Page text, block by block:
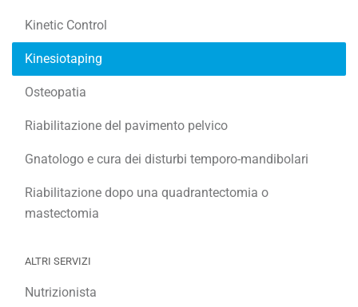
Kinetic Control
Kinesiotaping
Osteopatia
Riabilitazione del pavimento pelvico
Gnatologo e cura dei disturbi temporo-mandibolari
Riabilitazione dopo una quadrantectomia o
mastectomia
ALTRI SERVIZI
Nutrizionista